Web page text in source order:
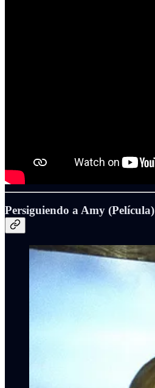
Persiguiendo a Amy (Película)